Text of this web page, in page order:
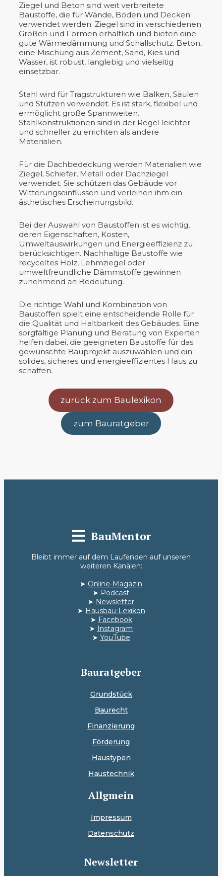
Ziegel und Beton sind weit verbreitete
Baustoffe, die für Wände, Böden und Decken
verwendet werden. Ziegel sind in verschiedenen
Größen und Formen erhältlich und bieten eine
gute Wärmedämmung und Schallschutz. Beton,
eine Mischung aus Zement, Sand, Kies und
Wasser, ist robust, langlebig und vielseitig
einsetzbar.
Stahl wird für Tragstrukturen wie Balken, Säulen
und Stützen verwendet. Es ist stark, flexibel und
ermöglicht große Spannweiten.
Stahlkonstruktionen sind in der Regel leichter
und schneller zu errichten als andere
Materialien.
Für die Dachbedeckung werden Materialien wie
Ziegel, Schiefer, Metall oder Dachziegel
verwendet. Sie schützen das Gebäude vor
Witterungseinflüssen und verleihen ihm ein
ästhetisches Erscheinungsbild.
Bei der Auswahl von Baustoffen ist es wichtig,
deren Eigenschaften, Kosten,
Umweltauswirkungen und Energieeffizienz zu
berücksichtigen. Nachhaltige Baustoffe wie
recyceltes Holz, Lehmziegel oder
umweltfreundliche Dämmstoffe gewinnen
zunehmend an Bedeutung.
Die richtige Wahl und Kombination von
Baustoffen spielt eine entscheidende Rolle für
die Qualität und Haltbarkeit des Gebäudes. Eine
sorgfältige Planung und Beratung von Experten
helfen dabei, die geeigneten Baustoffe für das
gewünschte Bauprojekt auszuwählen und ein
solides, sicheres und energieeffizientes Haus zu
schaffen.
zurück zum Baulexikon
zum Bauratgeber
BauMentor
Bleibt immer auf dem Laufenden auf unseren
weiteren Kanälen:
➤ Online-Magazin
➤ Podcast
➤ Newsletter
➤ Hausbau-Lexikon
➤ Facebook
➤
Instagram
➤ YouTube
Bauratgeber
Grundstück
Baurecht
Finanzierung
Förderung
Haustypen
Haustechnik
Allgmein
Impressum
Datenschutz
Newsletter